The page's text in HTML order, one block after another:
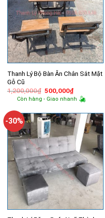
Thanh Lý Bộ Bàn Ăn Chân Sắt Mặt
Gỗ Cũ
1,200,000₫ Giá
gốc
là:
500,000₫Giá
hiện
tại
500,000₫.
Còn hàng - Giao nhanh
-30%